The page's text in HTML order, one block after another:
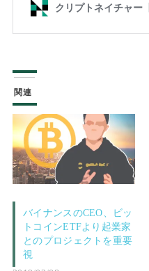
関連
バイナンスのCEO、ビッ
トコインETFより起業家
とのプロジェクトを重要
視